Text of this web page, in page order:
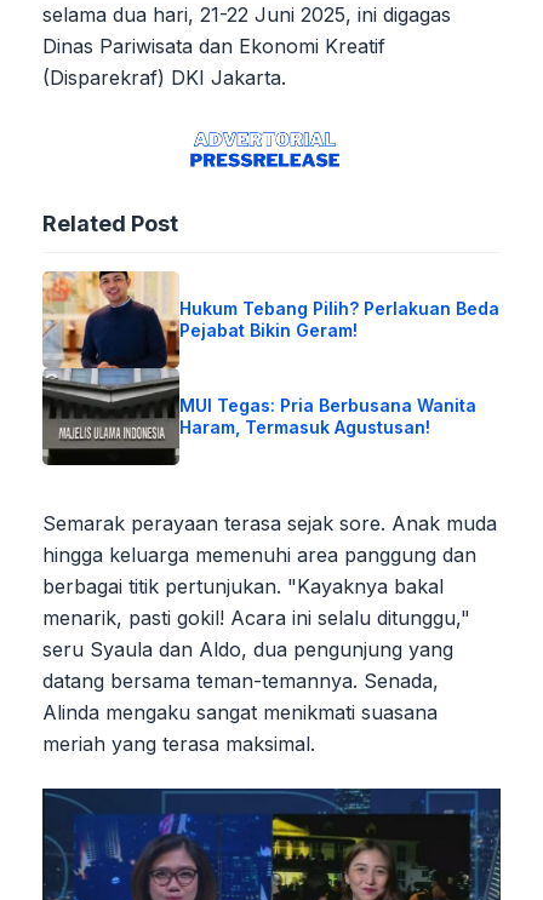
selama dua hari, 21-22 Juni 2025, ini digagas
Dinas Pariwisata dan Ekonomi Kreatif
(Disparekraf) DKI Jakarta.
Related Post
Hukum Tebang Pilih? Perlakuan Beda
Pejabat Bikin Geram!
MUI Tegas: Pria Berbusana Wanita
Haram, Termasuk Agustusan!
Semarak perayaan terasa sejak sore. Anak muda
hingga keluarga memenuhi area panggung dan
berbagai titik pertunjukan. "Kayaknya bakal
menarik, pasti gokil! Acara ini selalu ditunggu,"
seru Syaula dan Aldo, dua pengunjung yang
datang bersama teman-temannya. Senada,
Alinda mengaku sangat menikmati suasana
meriah yang terasa maksimal.